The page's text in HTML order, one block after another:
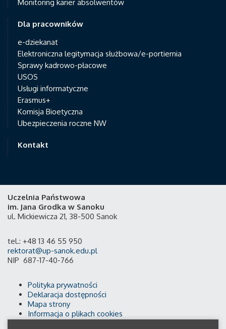
Monitoring karier absolwentów
Dla pracowników
e-dziekanat
Elektroniczna legitymacja służbowa/e-portiernia
Sprawy kadrowo-płacowe
USOS
Usługi informatyczne
Erasmus+
Komisja Bioetyczna
Ubezpieczenia roczne NW
Kontakt
Uczelnia Państwowa
im. Jana Grodka w Sanoku
ul. Mickiewicza 21, 38-500 Sanok
tel.: +48 13 46 55 950
rektorat@up-sanok.edu.pl
NIP 687-17-40-766
Polityka prywatności
Deklaracja dostępności
Mapa strony
Informacja o plikach cookies